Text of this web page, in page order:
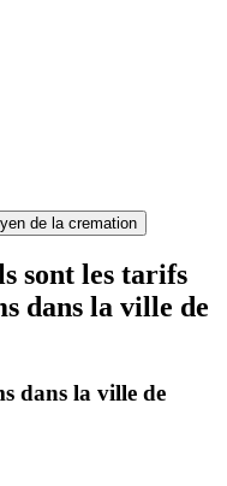
de la cremation
sont les tarifs
dans la ville de
dans la ville de